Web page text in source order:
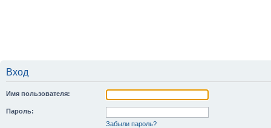
Вход
Имя пользователя:
Пароль:
Забыли пароль?